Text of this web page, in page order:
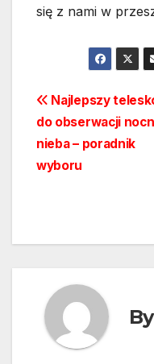
się z nami w
wpisu
Najlepszy
do obserwacji
nieba – poradnik
wyboru
By